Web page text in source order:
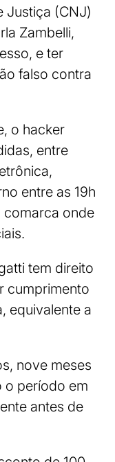
Justiça (CNJ)
Zambelli,
e ter
falso contra
o hacker
entre
entre as 19h
comarca onde
tem direito
cumprimento
equivalente a
nove meses
o período em
antes de